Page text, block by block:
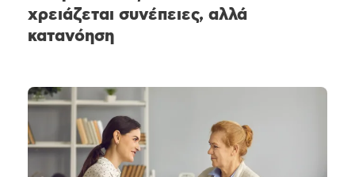
χρειάζεται συνέπειες, αλλά
κατανόηση